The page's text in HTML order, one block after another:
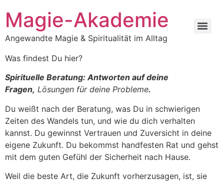
Inhalt
springen
Magie-Akademie
Angewandte Magie & Spiritualität im Alltag
Was findest Du hier?
Spirituelle Beratung: Antworten auf deine
Fragen, Lösungen für deine Probleme.
Du weißt nach der Beratung, was Du in schwierigen
Zeiten des Wandels tun, und wie du dich verhalten
kannst. Du gewinnst Vertrauen und Zuversicht in deine
eigene Zukunft. Du bekommst handfesten Rat und gehst
mit dem guten Gefühl der Sicherheit nach Hause.
Weil die beste Art, die Zukunft vorherzusagen, ist, sie